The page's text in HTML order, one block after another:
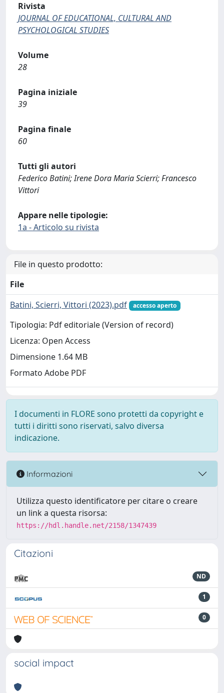
Rivista
JOURNAL OF EDUCATIONAL, CULTURAL AND
PSYCHOLOGICAL STUDIES
Volume
28
Pagina iniziale
39
Pagina finale
60
Tutti gli autori
Federico Batini; Irene Dora Maria Scierri; Francesco
Vittori
Appare nelle tipologie:
1a - Articolo su rivista
File in questo prodotto:
File
Batini, Scierri, Vittori (2023).pdf
accesso aperto
Tipologia: Pdf editoriale (Version of record)
Licenza: Open Access
Dimensione 1.64 MB
Formato Adobe PDF
I documenti in FLORE sono protetti da copyright e
tutti i diritti sono riservati, salvo diversa
indicazione.
Informazioni
Utilizza questo identificatore per citare o creare
un link a questa risorsa:
https://hdl.handle.net/2158/1347439
Citazioni
ND
1
0
social impact